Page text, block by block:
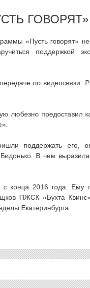
ГОВОРЯТ»
«Пусть говорят»
поддержкой экс-
по видеосвязи.
любезно предоставил
поддержать его,
В чем
конца 2016 года. Ему
ПЖСК «Бухта
Екатеринбурга.